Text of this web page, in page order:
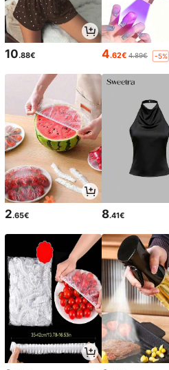
10.88€ 4.62€ 4.89€ -5%
2.65€ 8.41€